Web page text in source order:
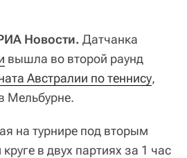
Новости. Датчанка
вышла во второй раунд
Австралии по теннису,
Мельбурне.
на турнире под вторым
в двух партиях за 1 час